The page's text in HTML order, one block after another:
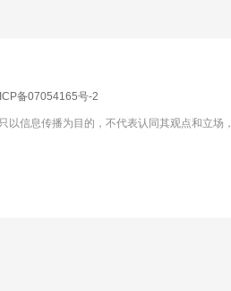
备07054165号-2
以信息传播为目的，不代表认同其观点和立